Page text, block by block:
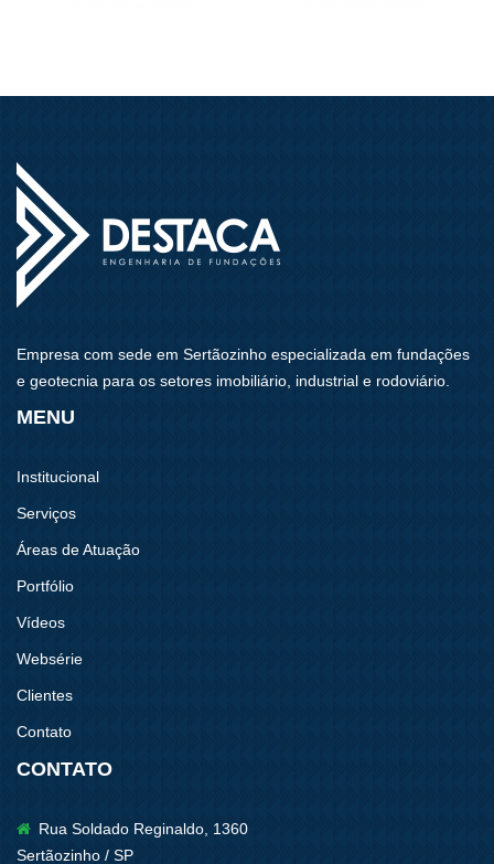
Empresa com sede em Sertãozinho especializada em fundações
e geotecnia para os setores imobiliário, industrial e rodoviário.
MENU
Institucional
Serviços
Áreas de Atuação
Portfólio
Vídeos
Websérie
Clientes
Contato
CONTATO
Rua Soldado Reginaldo, 1360
Sertãozinho / SP